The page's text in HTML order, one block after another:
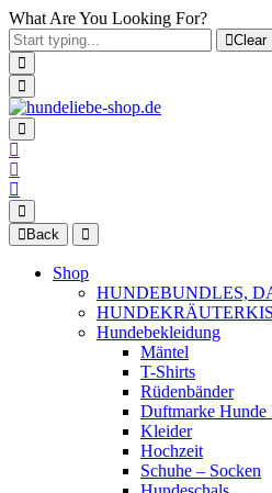
What Are You Looking For?
Clear
Back
Shop
HUNDEBUNDLES,
Hundebekleidung
Mäntel
T-Shirts
Rüdenbänder
Duftmarke Hunde
Kleider
Hochzeit
Schuhe – Socken